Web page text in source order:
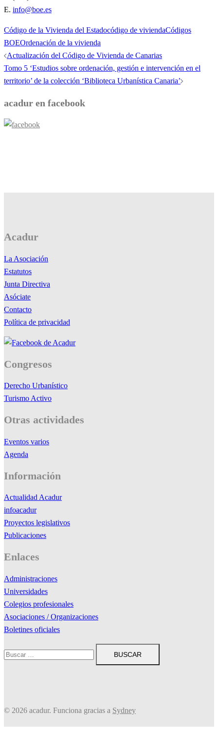
E. info@boe.es
Código de la Vivienda del Estadocódigo de viviendaCódigos
BOEOrdenación de la vivienda
Navegación
de
entradas
Actualización del Código de Vivienda de Canarias
Tomo 5 ‘Estudios sobre ordenación, gestión e intervención en el
territorio’ de la colección ‘Biblioteca Urbanística Canaria’
acadur en facebook
Acadur
La Asociación
Estatutos
Junta Directiva
Asóciate
Contacto
Política de privacidad
Congresos
Derecho Urbanístico
Turismo Activo
Otras actividades
Eventos varios
Agenda
Información
Actualidad Acadur
infoacadur
Proyectos legislativos
Publicaciones
Enlaces
Administraciones
Universidades
Colegios profesionales
Asociaciones / Organizaciones
Boletines oficiales
Buscar:
© 2026 acadur. Funciona gracias a Sydney